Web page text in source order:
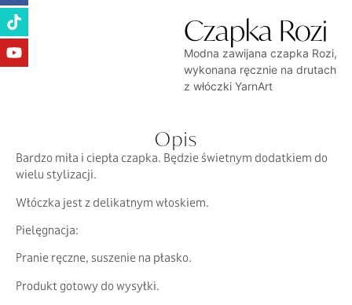
Czapka Rozi
Modna zawijana czapka Rozi,
wykonana ręcznie na drutach
z włóczki YarnArt
Opis
Bardzo miła i ciepła czapka. Będzie świetnym dodatkiem do
wielu stylizacji.
Włóczka jest z delikatnym włoskiem.
Pielęgnacja:
Pranie ręczne, suszenie na płasko.
Produkt gotowy do wysyłki.